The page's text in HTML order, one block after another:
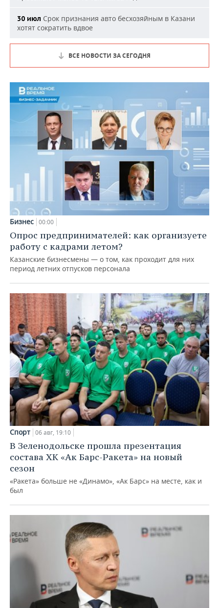
30 июл Срок признания авто бесхозяйным в Казани
хотят сократить вдвое
ВСЕ НОВОСТИ ЗА СЕГОДНЯ
Бизнес 00:00
Опрос предпринимателей: как организуете
работу с кадрами летом?
Казанские бизнесмены — о том, как проходит для них
период летних отпусков персонала
Спорт 06 авг, 19:10
В Зеленодольске прошла презентация
состава ХК «Ак Барс-Ракета» на новый
сезон
«Ракета» больше не «Динамо», «Ак Барс» на месте, как и
был